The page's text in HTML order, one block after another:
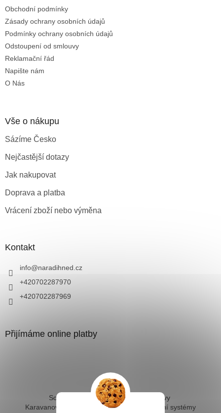
Obchodní podmínky
Zásady ochrany osobních údajů
Podmínky ochrany osobních údajů
Odstoupení od smlouvy
Reklamační řád
Napište nám
O Nás
Vše o nákupu
Sázíme Česko
Nejčastější dotazy
Jak nakupovat
Doprava a platba
Vrácení zboží nebo výměna
Kontakt
info@naradihned.cz
+420702287970
+420702287969
Přijímáme online platby
Solární ohřev vody - kompletní sestavy
Karavanové solární systémy
Ostrovní solární systémy